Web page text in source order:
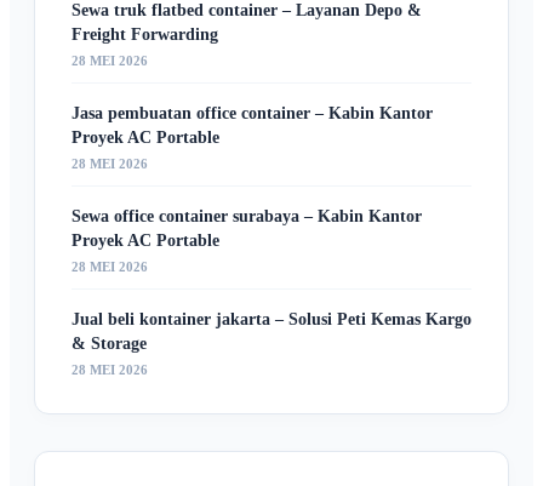
Sewa truk flatbed container – Layanan Depo &
Freight Forwarding
28 MEI 2026
Jasa pembuatan office container – Kabin Kantor
Proyek AC Portable
28 MEI 2026
Sewa office container surabaya – Kabin Kantor
Proyek AC Portable
28 MEI 2026
Jual beli kontainer jakarta – Solusi Peti Kemas Kargo
& Storage
28 MEI 2026